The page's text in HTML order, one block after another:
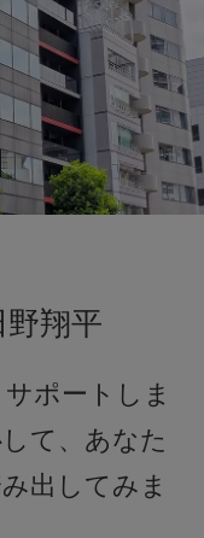
翔平
ポートしま
て、あなた
出してみま